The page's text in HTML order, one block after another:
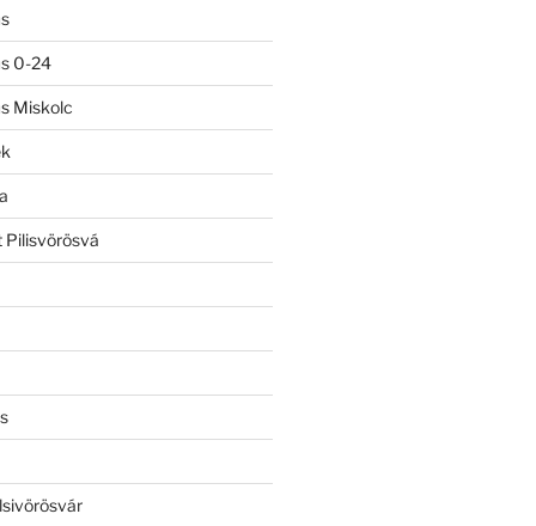
0-24
Miskolc
Pilisvörösvá